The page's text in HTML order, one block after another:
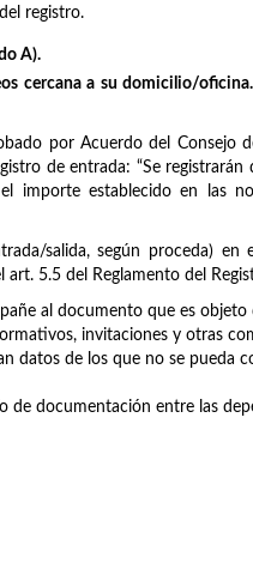
registro.
A).
cercana a su domicilio/
por Acuerdo del
de entrada: “Se
importe establecido en las
salida, según proceda)
5.5 del Reglamento del
al documento que es objeto
invitaciones y otras
datos de los que no se pueda
de documentación entre las